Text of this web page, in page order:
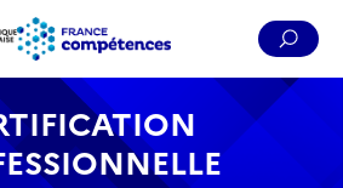
Menu Pied de page
navigation